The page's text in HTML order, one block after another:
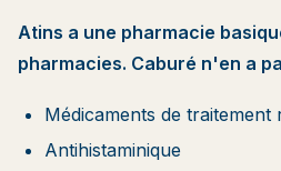
Atins a une pharmacie
pharmacies. Caburé n'en a
Médicaments de traitement
Antihistaminique